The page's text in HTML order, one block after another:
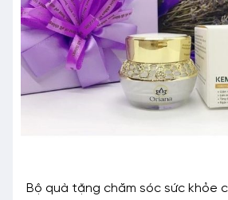
Bộ quà tặng chăm sóc sức khỏe